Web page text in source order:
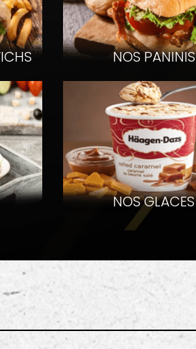
NOS PANINIS
NOS GLACES